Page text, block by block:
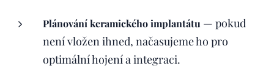
Plánování keramického implantátu — pokud
není vložen ihned, načasujeme ho pro
optimální hojení a integraci.